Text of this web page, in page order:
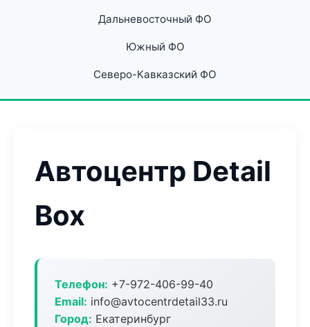
Дальневосточный ФО
Южный ФО
Северо-Кавказский ФО
Автоцентр Detail
Box
Телефон: +7-972-406-99-40
Email: info@avtocentrdetail33.ru
Город: Екатеринбург